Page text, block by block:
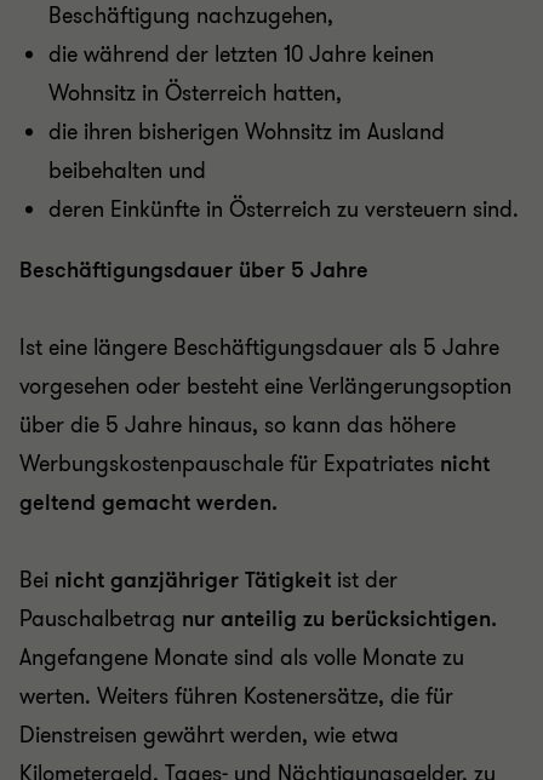
Beschäftigung nachzugehen,
die während der letzten 10 Jahre keinen
Wohnsitz in Österreich hatten,
die ihren bisherigen Wohnsitz im Ausland
beibehalten und
deren Einkünfte in Österreich zu versteuern sind.
Beschäftigungsdauer über 5 Jahre
Ist eine längere Beschäftigungsdauer als 5 Jahre
vorgesehen oder besteht eine Verlängerungsoption
über die 5 Jahre hinaus, so kann das höhere
Werbungskostenpauschale für Expatriates nicht
geltend gemacht werden.
Bei nicht ganzjähriger Tätigkeit ist der
Pauschalbetrag nur anteilig zu berücksichtigen.
Angefangene Monate sind als volle Monate zu
werten. Weiters führen Kostenersätze, die für
Dienstreisen gewährt werden, wie etwa
Kilometergeld, Tages- und Nächtigungsgelder, zu